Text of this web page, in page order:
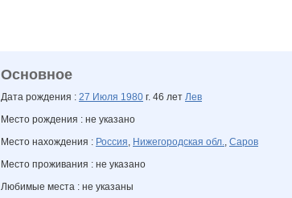
Основное
Дата рождения : 27 Июля 1980 г. 46 лет Лев
Место рождения : не указано
Место нахождения : Россия, Нижегородская обл., Саров
Место проживания : не указано
Любимые места : не указаны